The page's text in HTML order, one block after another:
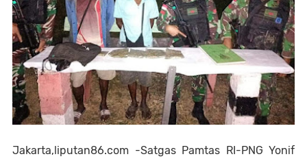
Jakarta,liputan86.com -Satgas Pamtas RI-PNG Yonif